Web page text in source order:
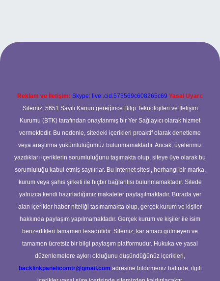
Reklam ve İletişim: Skype: live:.cid.575569c608265c69 Yasal Uyarı:
Sitemiz, 5651 Sayılı Kanun gereğince Bilgi Teknolojileri ve İletişim
Kurumu (BTK) tarafından onaylanmış bir Yer Sağlayıcı olarak hizmet
vermektedir. Bu nedenle, sitedeki içerikleri proaktif olarak denetleme
veya araştırma yükümlülüğümüz bulunmamaktadır. Ancak, üyelerimiz
yazdıkları içeriklerin sorumluluğunu taşımakta olup, siteye üye olarak bu
sorumluluğu kabul etmiş sayılırlar. Bu internet sitesi, herhangi bir marka,
kurum veya şahıs şirketi ile hiçbir bağlantısı bulunmamaktadır. Sitede
yalnızca kendi hazırladığımız makaleler paylaşılmaktadır. Burada yer
alan içerikler haber niteliği taşımamakta olup, gerçek kurum ve kişiler
hakkında paylaşım yapılmamaktadır. Gerçek kurum ve kişiler ile isim
benzerlikleri tamamen tesadüfidir. Sitemiz, kar amacı gütmeyen ve
tamamen ücretsiz bir bilgi paylaşım platformudur. Hukuka ve yasal
düzenlemelere aykırı olduğunu düşündüğünüz içerikleri,
backlinkpanelicomtr@gmail.com adresine bildirmeniz halinde, ilgili